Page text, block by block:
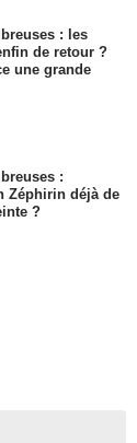
: les
de retour ?
une grande
:
Zéphirin déjà de
?